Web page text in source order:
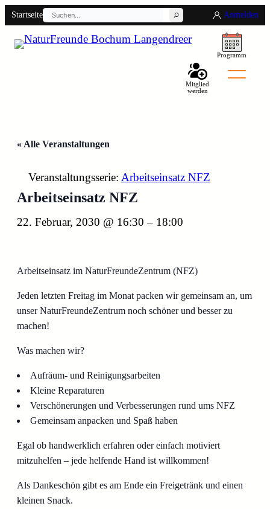
Startseite
Suchen
Anmelden
Programm
Mitglied
werden
Back
« Alle Veranstaltungen
Veranstaltungsserie: Arbeitseinsatz NFZ
Arbeitseinsatz NFZ
22. Februar, 2030 @ 16:30 – 18:00
Arbeitseinsatz im NaturFreundeZentrum (NFZ)
Jeden letzten Freitag im Monat packen wir gemeinsam an, um
unser NaturFreundeZentrum noch schöner und besser zu
machen!
Was machen wir?
Aufräum- und Reinigungsarbeiten
Kleine Reparaturen
Verschönerungen und Verbesserungen rund ums NFZ
Gemeinsam anpacken und Spaß haben
Egal ob handwerklich erfahren oder einfach motiviert
mitzuhelfen – jede helfende Hand ist willkommen!
Als Dankeschön gibt es am Ende ein Freigetränk und einen
kleinen Snack.